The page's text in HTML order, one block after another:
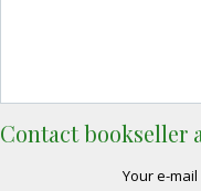
Contact bookseller
Your e-mail